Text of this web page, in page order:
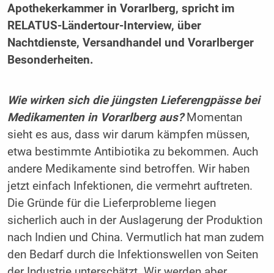
Apothekerkammer in Vorarlberg, spricht im
RELATUS-Ländertour-Interview, über
Nachtdienste, Versandhandel und Vorarlberger
Besonderheiten.
Wie wirken sich die jüngsten Lieferengpässe bei
Medikamenten in Vorarlberg aus?Momentan
sieht es aus, dass wir darum kämpfen müssen,
etwa bestimmte Antibiotika zu bekommen. Auch
andere Medikamente sind betroffen. Wir haben
jetzt einfach Infektionen, die vermehrt auftreten.
Die Gründe für die Lieferprobleme liegen
sicherlich auch in der Auslagerung der Produktion
nach Indien und China. Vermutlich hat man zudem
den Bedarf durch die Infektionswellen von Seiten